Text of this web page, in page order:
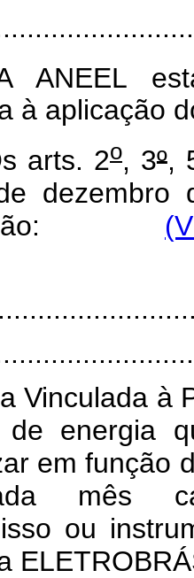
ANEEL
à aplicação
arts. 2o, 3º,
dezembro
Vinculada à
de energia
em função
mês
ou